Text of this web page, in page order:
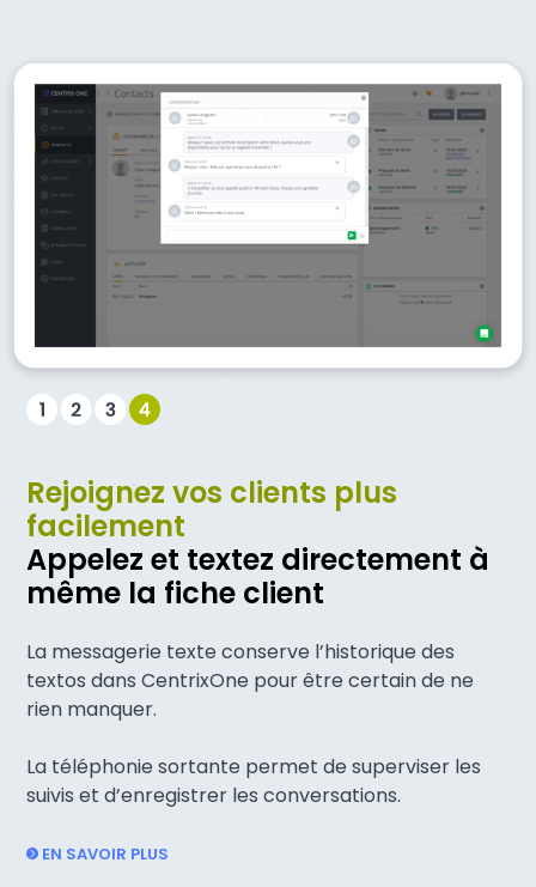
Rejoignez vos clients plus
facilement
Appelez et textez directement à
même la fiche client
La messagerie texte conserve l’historique des
textos dans CentrixOne pour être certain de ne
rien manquer.
La téléphonie sortante permet de superviser les
suivis et d’enregistrer les conversations.
EN SAVOIR PLUS